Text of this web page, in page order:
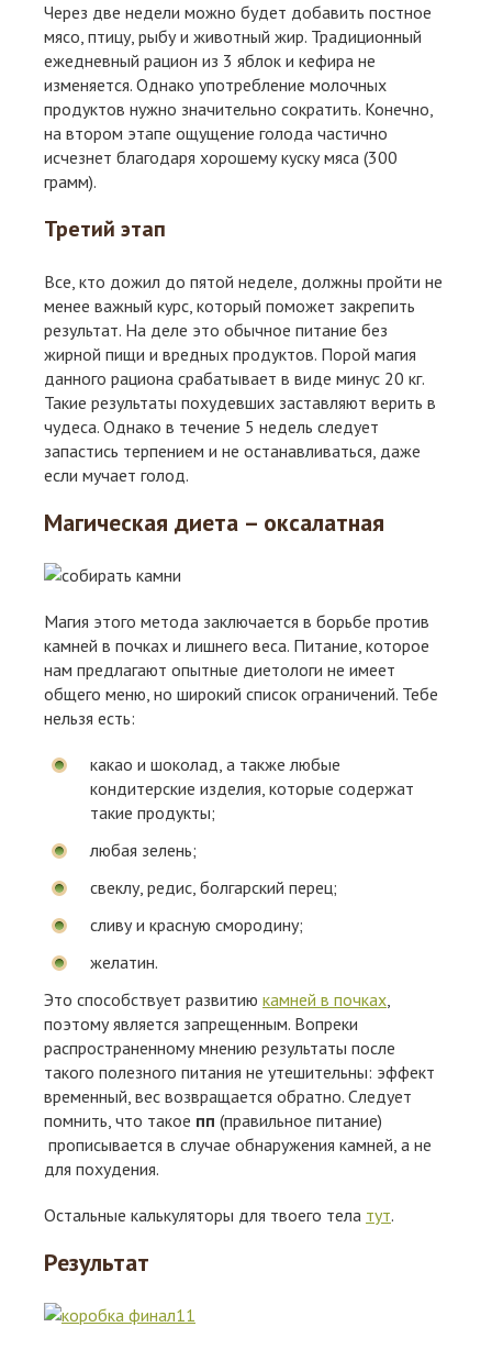
Через две недели можно будет добавить постное
мясо, птицу, рыбу и животный жир. Традиционный
ежедневный рацион из 3 яблок и кефира не
изменяется. Однако употребление молочных
продуктов нужно значительно сократить. Конечно,
на втором этапе ощущение голода частично
исчезнет благодаря хорошему куску мяса (300
грамм).
Третий этап
Все, кто дожил до пятой неделе, должны пройти не
менее важный курс, который поможет закрепить
результат. На деле это обычное питание без
жирной пищи и вредных продуктов. Порой магия
данного рациона срабатывает в виде минус 20 кг.
Такие результаты похудевших заставляют верить в
чудеса. Однако в течение 5 недель следует
запастись терпением и не останавливаться, даже
если мучает голод.
Магическая диета – оксалатная
Магия этого метода заключается в борьбе против
камней в почках и лишнего веса. Питание, которое
нам предлагают опытные диетологи не имеет
общего меню, но широкий список ограничений. Тебе
нельзя есть:
какао и шоколад, а также любые
кондитерские изделия, которые содержат
такие продукты;
любая зелень;
свеклу, редис, болгарский перец;
сливу и красную смородину;
желатин.
Это способствует развитию камней в почках,
поэтому является запрещенным. Вопреки
распространенному мнению результаты после
такого полезного питания не утешительны: эффект
временный, вес возвращается обратно. Следует
помнить, что такое пп (правильное питание)
прописывается в случае обнаружения камней, а не
для похудения.
Остальные калькуляторы для твоего тела тут.
Результат